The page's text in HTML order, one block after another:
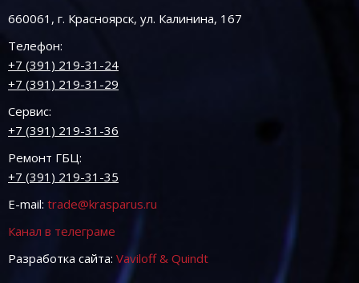
660061, г. Красноярск, ул. Калинина, 167
Телефон:
+7 (391) 219-31-24
+7 (391) 219-31-29
Сервис:
+7 (391) 219-31-36
Ремонт ГБЦ:
+7 (391) 219-31-35
E-mail: trade@krasparus.ru
Канал в телеграме
Разработка сайта: Vaviloff & Quindt